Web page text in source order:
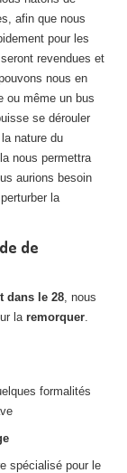
afin que nous
pour les
seront revendues et
nous en
ou même un bus
se dérouler
nature du
nous permettra
aurions besoin
la
de
dans le 28, nous
la remorquer.
formalités
spécialisé pour le